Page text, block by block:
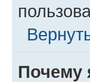
Почему